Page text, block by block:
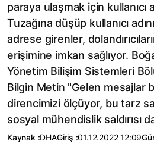
paraya ulaşmak için kullanıcı
Tuzağına düşüp kullanıcı
adrese girenler,
erişimine imkan sağlıyor.
Yönetim Bilişim Sistemleri
Bilgin Metin "Gelen mesajlar
direncimizi ölçüyor, bu tarz
sosyal mühendislik saldırısı
Kaynak :DHAGiriş :01.12.2022 12:09